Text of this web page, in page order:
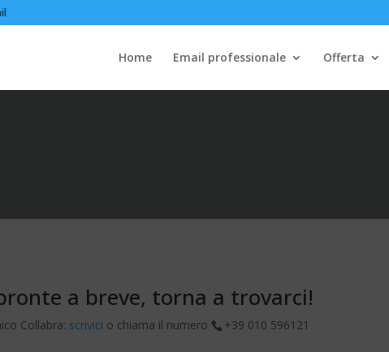
Home Email professionale Offerta
a breve, torna a trovarci!
Collabra: scrivici o chiama il numero +39 010 596121